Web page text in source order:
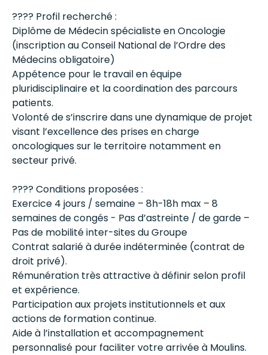
????️ Profil recherché :
Diplôme de Médecin spécialiste en Oncologie
(inscription au Conseil National de l’Ordre des
Médecins obligatoire)
Appétence pour le travail en équipe
pluridisciplinaire et la coordination des parcours
patients.
Volonté de s’inscrire dans une dynamique de projet
visant l’excellence des prises en charge
oncologiques sur le territoire notamment en
secteur privé.
???? Conditions proposées :
Exercice 4 jours / semaine – 8h-18h max – 8
semaines de congés - Pas d’astreinte / de garde –
Pas de mobilité inter-sites du Groupe
Contrat salarié à durée indéterminée (contrat de
droit privé).
Rémunération très attractive à définir selon profil
et expérience.
Participation aux projets institutionnels et aux
actions de formation continue.
Aide à l’installation et accompagnement
personnalisé pour faciliter votre arrivée à Moulins.